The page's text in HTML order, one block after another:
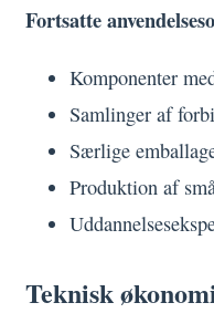
Fortsatte
Komponenter
Samlinger af
Særlige
Produktion af
Teknisk